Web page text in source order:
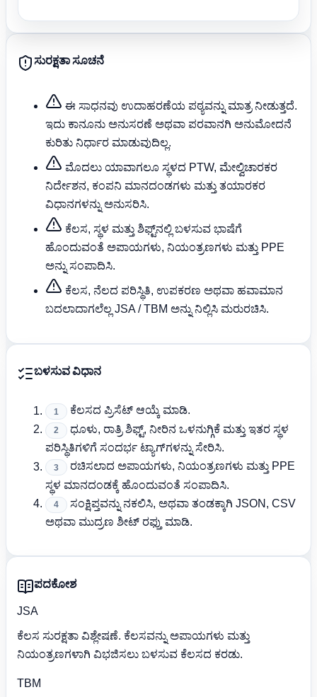
ಸುರಕ್ಷತಾ ಸೂಚನೆ
ಈ ಸಾಧನವು ಉದಾಹರಣೆಯ ಪಠ್ಯವನ್ನು ಮಾತ್ರ ನೀಡುತ್ತದೆ.
ಇದು ಕಾನೂನು ಅನುಸರಣೆ ಅಥವಾ ಪರವಾನಗಿ ಅನುಮೋದನೆ
ಕುರಿತು ನಿರ್ಧಾರ ಮಾಡುವುದಿಲ್ಲ.
ಮೊದಲು ಯಾವಾಗಲೂ ಸ್ಥಳದ PTW, ಮೇಲ್ವಿಚಾರಕರ
ನಿರ್ದೇಶನ, ಕಂಪನಿ ಮಾನದಂಡಗಳು ಮತ್ತು ತಯಾರಕರ
ವಿಧಾನಗಳನ್ನು ಅನುಸರಿಸಿ.
ಕೆಲಸ, ಸ್ಥಳ ಮತ್ತು ಶಿಫ್ಟ್‌ನಲ್ಲಿ ಬಳಸುವ ಭಾಷೆಗೆ
ಹೊಂದುವಂತೆ ಅಪಾಯಗಳು, ನಿಯಂತ್ರಣಗಳು ಮತ್ತು PPE
ಅನ್ನು ಸಂಪಾದಿಸಿ.
ಕೆಲಸ, ನೆಲದ ಪರಿಸ್ಥಿತಿ, ಉಪಕರಣ ಅಥವಾ ಹವಾಮಾನ
ಬದಲಾದಾಗಲೆಲ್ಲ JSA / TBM ಅನ್ನು ನಿಲ್ಲಿಸಿ ಮರುರಚಿಸಿ.
ಬಳಸುವ ವಿಧಾನ
1 ಕೆಲಸದ ಪ್ರಿಸೆಟ್ ಆಯ್ಕೆ ಮಾಡಿ.
2
ಧೂಳು, ರಾತ್ರಿ ಶಿಫ್ಟ್, ನೀರಿನ ಒಳನುಗ್ಗಿಕೆ ಮತ್ತು ಇತರ ಸ್ಥಳ
ಪರಿಸ್ಥಿತಿಗಳಿಗೆ ಸಂದರ್ಭ ಟ್ಯಾಗ್‌ಗಳನ್ನು ಸೇರಿಸಿ.
3
ರಚಿಸಲಾದ ಅಪಾಯಗಳು, ನಿಯಂತ್ರಣಗಳು ಮತ್ತು PPE
ಸ್ಥಳ ಮಾನದಂಡಕ್ಕೆ ಹೊಂದುವಂತೆ ಸಂಪಾದಿಸಿ.
4
ಸಂಕ್ಷಿಪ್ತವನ್ನು ನಕಲಿಸಿ, ಅಥವಾ ತಂಡಕ್ಕಾಗಿ JSON, CSV
ಅಥವಾ ಮುದ್ರಣ ಶೀಟ್ ರಫ್ತು ಮಾಡಿ.
ಪದಕೋಶ
JSA
ಕೆಲಸ ಸುರಕ್ಷತಾ ವಿಶ್ಲೇಷಣೆ. ಕೆಲಸವನ್ನು ಅಪಾಯಗಳು ಮತ್ತು
ನಿಯಂತ್ರಣಗಳಾಗಿ ವಿಭಜಿಸಲು ಬಳಸುವ ಕೆಲಸದ ಕರಡು.
TBM